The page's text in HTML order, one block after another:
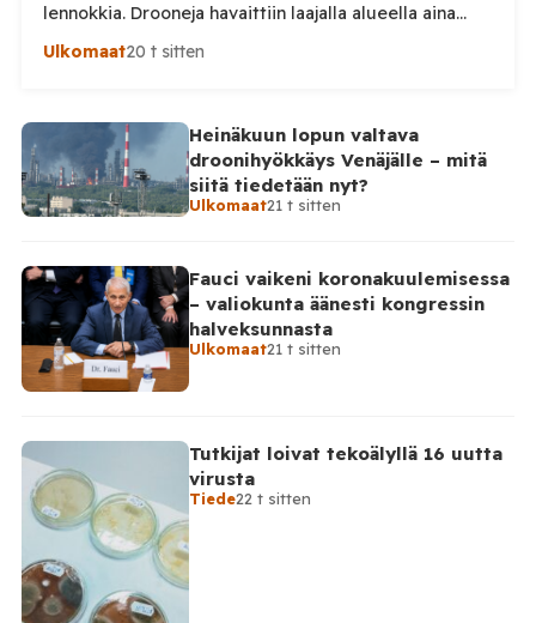
lennokkia. Drooneja havaittiin laajalla alueella aina
Uralille asti. Venäjän puolustusministeriön virallisen
miehittämätöntä ilma-alusta torstai-illan 6. elokuuta
ja perjantaiaamun 7. elokuuta välisenä aikana.
Ministeriön ilmoitus koskee aikaväliä kello 20–08
Moskovan aikaa. Ministeriön mukaan drooneja
torjuttiin […]
Ulkomaat20 t sitten
Heinäkuun lopun valtava
droonihyökkäys Venäjälle – mitä
siitä tiedetään nyt?
Ulkomaat21 t sitten
Fauci vaikeni koronakuulemisessa
– valiokunta äänesti kongressin
halveksunnasta
Ulkomaat21 t sitten
Tutkijat loivat tekoälyllä 16 uutta
virusta
Tiede22 t sitten